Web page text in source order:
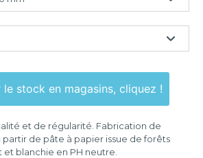
Pour vérifier le stock en magasins, cliquez !
et de régularité. Fabrication de
partir de pâte à papier issue de forêts
blanchie en PH neutre.